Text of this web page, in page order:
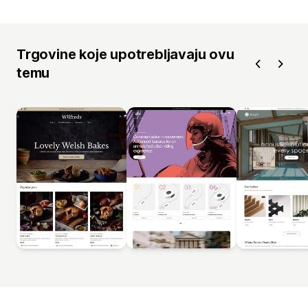
Trgovine koje upotrebljavaju ovu
temu